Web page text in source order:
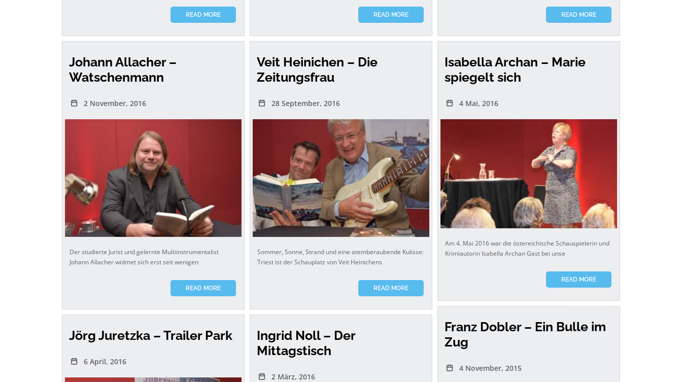
READ MORE READ MORE READ MORE
Johann Allacher –
Watschenmann
2 November, 2016
Der studierte Jurist und gelernte Multiinstrumentalist
Johann Allacher widmet sich erst seit wenigen
READ MORE
Veit Heinichen – Die
Zeitungsfrau
28 September, 2016
Sommer, Sonne, Strand und eine atemberaubende Kulisse:
Triest ist der Schauplatz von Veit Heinichens
READ MORE
Isabella Archan – Marie
spiegelt sich
4 Mai, 2016
Am 4. Mai 2016 war die östereichische Schauspielerin und
Krimiautorin Isabella Archan Gast bei unse
READ MORE
Jörg Juretzka – Trailer Park
6 April, 2016
Ingrid Noll – Der
Mittagstisch
2 März, 2016
Franz Dobler – Ein Bulle im
Zug
4 November, 2015